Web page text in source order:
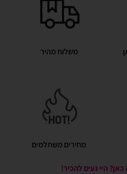
משלוח מהיר
מחירים משתלמים
היי נעים להכיר!